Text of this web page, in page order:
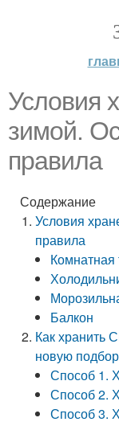
Условия
зимой.
правила
Содержание
Условия
правила
Комнатная
Балкон
Как хранить
новую
Способ 1.
Способ 2.
Способ 3.